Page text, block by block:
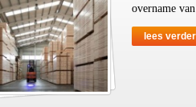
overname
lees verder